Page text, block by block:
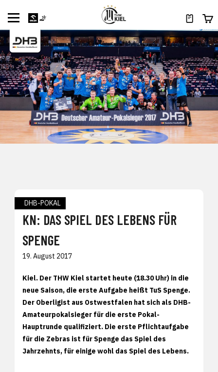
DHB-POKAL
KN: DAS SPIEL DES LEBENS FÜR
SPENGE
19. August 2017
Kiel. Der THW Kiel startet heute (18.30 Uhr) in die
neue Saison, die erste Aufgabe heißt TuS Spenge.
Der Oberligist aus Ostwestfalen hat sich als DHB-
Amateurpokalsieger für die erste Pokal-
Hauptrunde qualifiziert. Die erste Pflichtaufgabe
für die Zebras ist für Spenge das Spiel des
Jahrzehnts, für einige wohl das Spiel des Lebens.